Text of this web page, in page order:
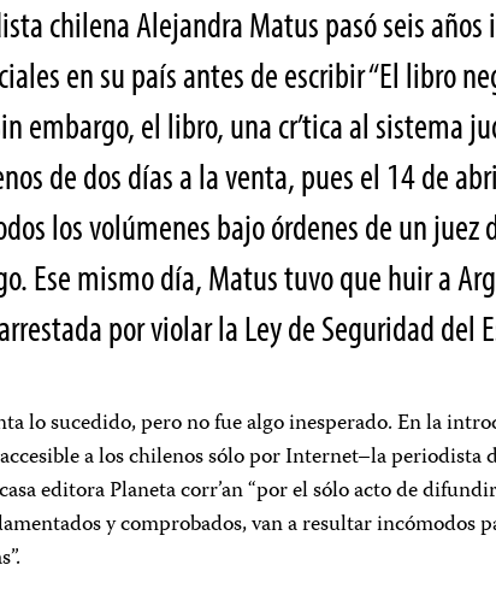
chilena Alejandra Matus pasó seis
en su país antes de escribir “El libro
embargo, el libro, una cr’tica al sistema
de dos días a la venta, pues el 14 de
los volúmenes bajo órdenes de un juez
Ese mismo día, Matus tuvo que huir a
por violar la Ley de Seguridad del
lo sucedido, pero no fue algo inesperado. En la
a los chilenos sólo por Internet–la periodista
editora Planeta corr’an “por el sólo acto de
y comprobados, van a resultar incómodos